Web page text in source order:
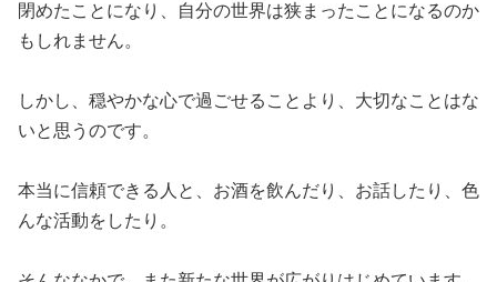
閉めたことになり、自分の世界は狭まったことになるのか
もしれません。
しかし、穏やかな心で過ごせることより、大切なことはな
いと思うのです。
本当に信頼できる人と、お酒を飲んだり、お話したり、色
んな活動をしたり。